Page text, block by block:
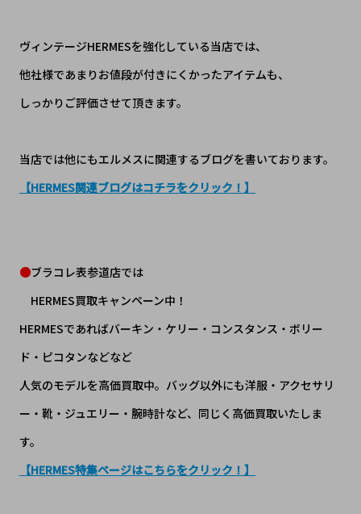
ヴィンテージHERMESを強化している当店では、
他社様であまりお値段が付きにくかったアイテムも、
しっかりご評価させて頂きます。
当店では他にもエルメスに関連するブログを書いております。
【HERMES関連ブログはコチラをクリック！】
●ブラコレ表参道店では
HERMES買取キャンペーン中！
HERMESであればバーキン・ケリー・コンスタンス・ボリー
ド・ピコタンなどなど
人気のモデルを高価買取中。バッグ以外にも洋服・アクセサリ
ー・靴・ジュエリー・腕時計など、同じく高価買取いたしま
す。
【HERMES特集ページはこちらをクリック！】